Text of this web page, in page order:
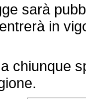
sarà
in